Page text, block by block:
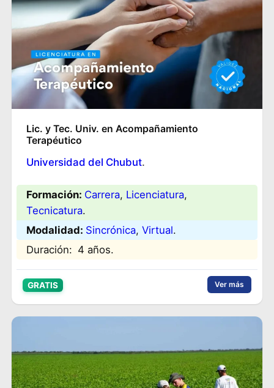
Lic. y Tec. Univ. en Acompañamiento
Terapéutico
Universidad del Chubut.
Formación: Carrera, Licenciatura
Tecnicatura.
Modalidad: Sincrónica, Virtual.
Duración: 4 años.
GRATIS Ver más